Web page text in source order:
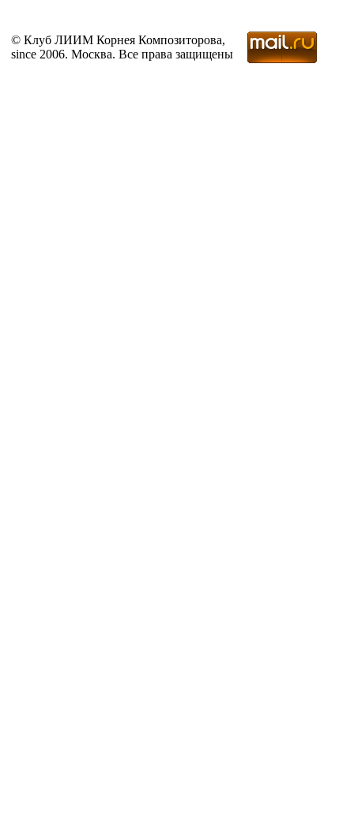
© Клуб ЛИИМ Корнея Композиторова,
since 2006. Москва. Все права защищены